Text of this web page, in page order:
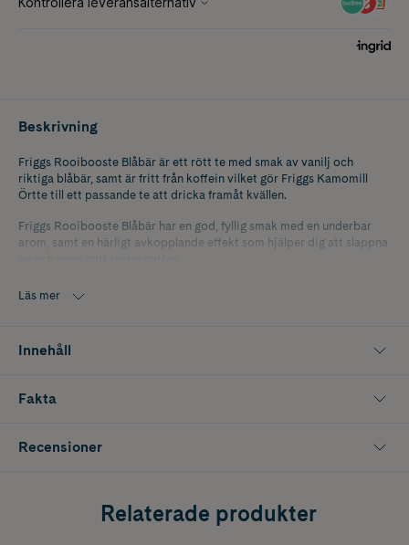
Beskrivning
Friggs Rooibooste Blåbär är ett rött te med smak av vanilj och
riktiga blåbär, samt är fritt från koffein vilket gör Friggs Kamomill
Örtte till ett passande te att dricka framåt kvällen.
Friggs Rooibooste Blåbär har en god, fyllig smak med en underbar
arom, samt en härligt avkopplande effekt som hjälper dig att slappna
Läs mer
Innehåll
Fakta
Recensioner
Relaterade produkter